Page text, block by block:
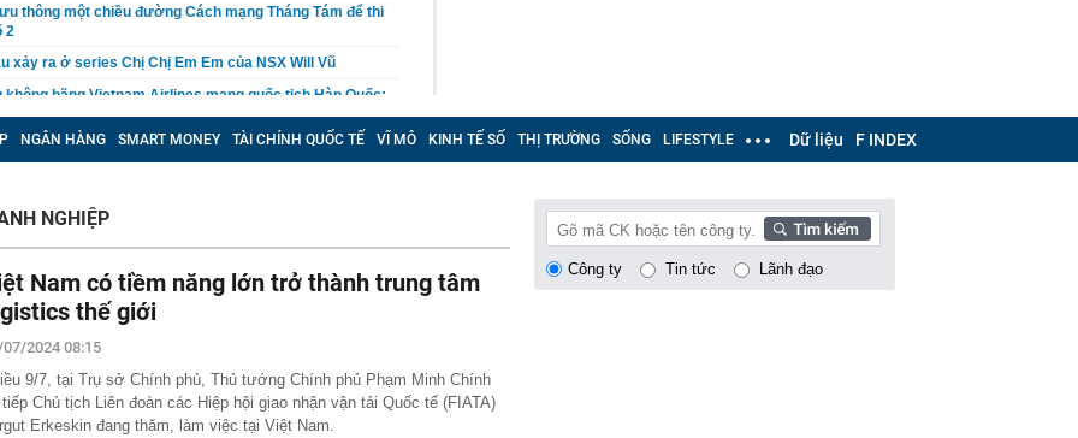
thông một chiều đường Cách mạng Tháng Tám để thi
2
xảy ra ở series Chị Chị Em Em của NSX Will Vũ
không hãng Vietnam Airlines mang quốc tịch Hàn Quốc:
sống 1 mình, mê nhất là đi xe ôm công nghệ
Châu: Không tiếp nhận tiền từ thiện của Huấn Hoa
bồn nước
HĐQT VPBankS xin từ nhiệm
còn bằng những trải nghiệm khiến du khách muốn
hành hơn 122 triệu cổ phiếu trả cổ tức
2,2 triệu cổ phiếu ESOP
trả cổ tức bằng tiền mặt tỷ lệ 10%
kho giảm giá tới 107 triệu đồng tại đại lý, bản cao giá
NGÂN HÀNG SMART MONEY TÀI CHÍNH QUỐC TẾ VĨ MÔ KINH TẾ SỐ THỊ TRƯỜNG SỐNG LIFESTYLE Dữ liệu F INDEX
NGHIỆP
Nam có tiềm năng lớn trở thành trung tâm
thế giới
07/2024 08:15
9/7, tại Trụ sở Chính phủ, Thủ tướng Chính phủ Phạm Minh Chính
Chủ tịch Liên đoàn các Hiệp hội giao nhận vận tải Quốc tế (FIATA)
Erkeskin đang thăm, làm việc tại Việt Nam.
Công ty Tin tức Lãnh đạo